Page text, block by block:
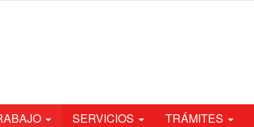
SERVICIOS TRÁMITES